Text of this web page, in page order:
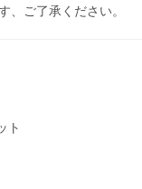
ご了承ください。
ト